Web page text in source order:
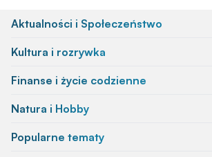
Aktualności i Społeczeństwo
Kultura i rozrywka
Finanse i życie codzienne
Natura i Hobby
Popularne tematy